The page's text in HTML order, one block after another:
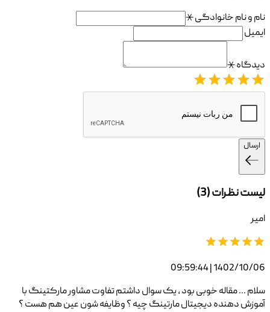
نام و نام خانوادگی⚹
ایمیل
دیدگاه⚹
ارسال
لیست نظرات (3
)
امیر
1402/10/06 | 09:59:44
سلام ... مقاله خوبی بود ، یک سوال داشتم تفاوت مشاور مارکتینگ با
آموزش دهنده دیجیتال مارتینگ چیه ؟ وظایفه شون عین هم هست ؟